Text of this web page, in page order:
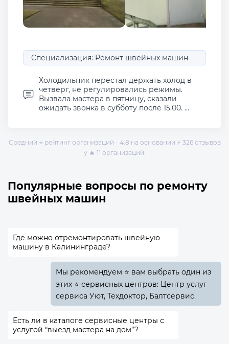
Специализация: Ремонт швейных машин
Холодильник перестал держать холод в
четверг, не регулировались режимы.
Вызвала мастера в пятницу, сказали
ожидать звонка в субботу после 15.00. ...
Средний ⭐ рейтинг организаций - 4.8 на основании ⚡ 326 отзывов
у 🔥 11 организаций.
Популярные вопросы по ремонту
швейных машин
Где можно отремонтировать швейную
машину в Калининграде?
Мы рекомендуем ⭐ вам выбрать один из
этих ⭐ сервисных центров: Центр услуг
сервиса Уют, Техдоктор, Балтсервис.
Есть ли в каталоге сервисные центры с
услугой “выезд мастера на дом”?